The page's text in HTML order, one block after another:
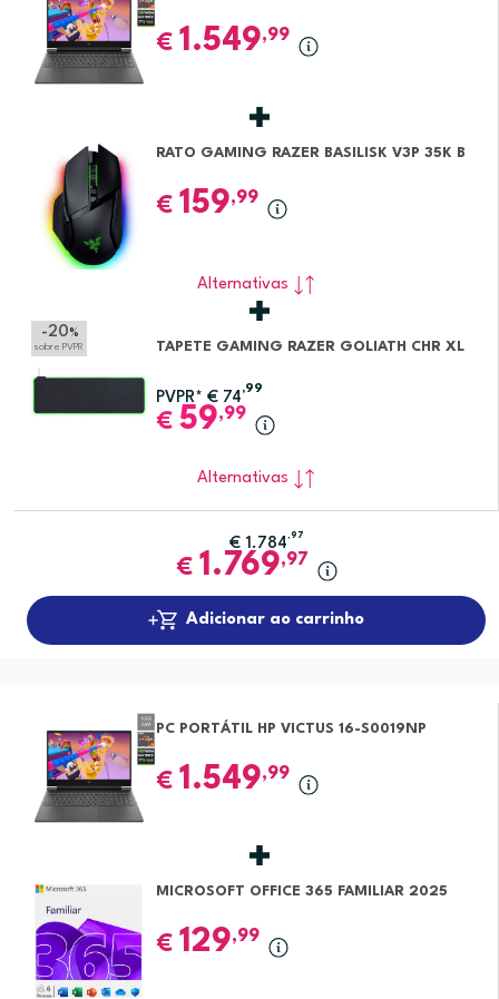
€ 1.549,99
RATO GAMING RAZER BASILISK V3P 35K B
€ 159,99
Alternativas
-20 %
sobre PVPR TAPETE GAMING RAZER GOLIATH CHR XL
PVPR* € 74
,99
€ 59,99
Alternativas
€ 1.784 ,97
€ 1.769,97
Adicionar ao carrinho
PC PORTÁTIL HP VICTUS 16-S0019NP
€ 1.549,99
MICROSOFT OFFICE 365 FAMILIAR 2025
€ 129,99